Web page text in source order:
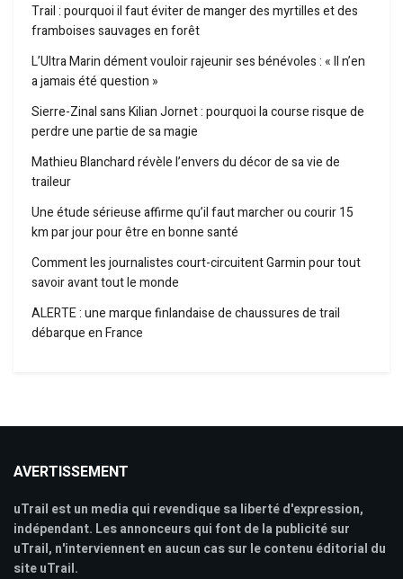
Trail : pourquoi il faut éviter de manger des myrtilles et des
framboises sauvages en forêt
L’Ultra Marin dément vouloir rajeunir ses bénévoles : « Il n’en
a jamais été question »
Sierre-Zinal sans Kilian Jornet : pourquoi la course risque de
perdre une partie de sa magie
Mathieu Blanchard révèle l’envers du décor de sa vie de
traileur
Une étude sérieuse affirme qu’il faut marcher ou courir 15
km par jour pour être en bonne santé
Comment les journalistes court-circuitent Garmin pour tout
savoir avant tout le monde
ALERTE : une marque finlandaise de chaussures de trail
débarque en France
AVERTISSEMENT
uTrail est un media qui revendique sa liberté d'expression,
indépendant. Les annonceurs qui font de la publicité sur
uTrail, n'interviennent en aucun cas sur le contenu éditorial du
site uTrail.